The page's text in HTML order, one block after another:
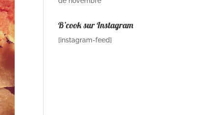
B’cook sur Instagram
[instagram-feed]